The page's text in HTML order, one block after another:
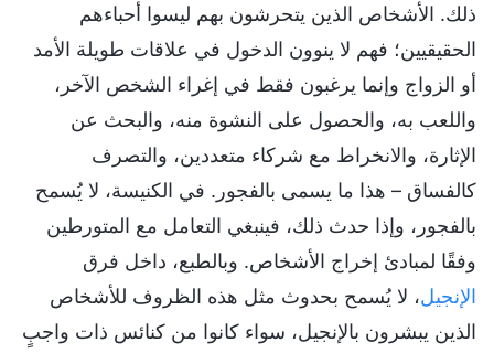
ذلك. الأشخاص الذين يتحرشون بهم ليسوا أحباءهم
الحقيقيين؛ فهم لا ينوون الدخول في علاقات طويلة الأمد
أو الزواج وإنما يرغبون فقط في إغراء الشخص الآخر،
واللعب به، والحصول على النشوة منه، والبحث عن
الإثارة، والانخراط مع شركاء متعددين، والتصرف
كالفساق – هذا ما يسمى بالفجور. في الكنيسة، لا يُسمح
بالفجور، وإذا حدث ذلك، فينبغي التعامل مع المتورطين
وفقًا لمبادئ إخراج الأشخاص. وبالطبع، داخل فرق
الإنجيل، لا يُسمح بحدوث مثل هذه الظروف للأشخاص
الذين يبشرون بالإنجيل، سواء كانوا من كنائس ذات واجبٍ